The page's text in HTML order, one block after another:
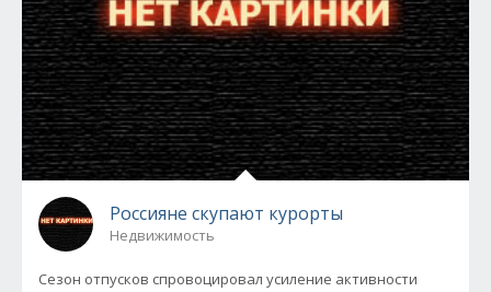
Россияне скупают курорты
Недвижимость
Сезон отпусков спровоцировал усиление активности